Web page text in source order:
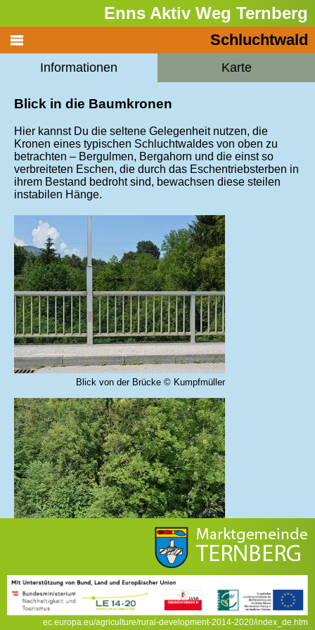
Enns Aktiv Weg Ternberg
Schluchtwald
Informationen Karte
Blick in die Baumkronen
Hier kannst Du die seltene Gelegenheit nutzen, die
Kronen eines typischen Schluchtwaldes von oben zu
betrachten – Bergulmen, Bergahorn und die einst so
verbreiteten Eschen, die durch das Eschentriebsterben in
ihrem Bestand bedroht sind, bewachsen diese steilen
instabilen Hänge.
Blick von der Brücke © Kumpfmüller
... in die Baumkronen © Kals
ec.europa.eu/agriculture/rural-development-2014-2020/index_de.htm